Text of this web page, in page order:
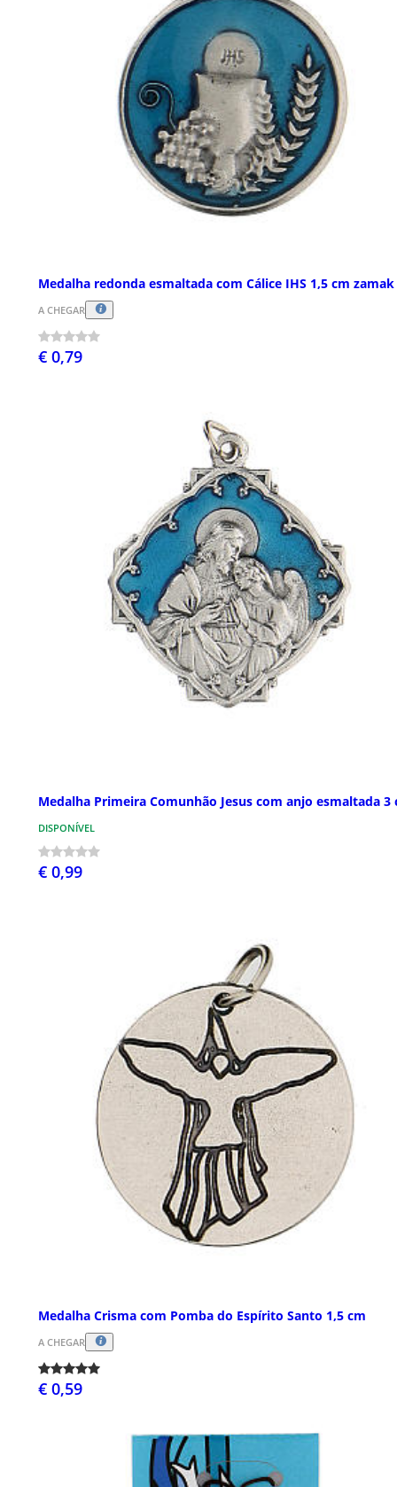
Medalha redonda esmaltada com Cálice IHS 1,5 cm zamak
A CHEGAR
€ 0,79
Medalha Primeira Comunhão Jesus com anjo esmaltada 3
DISPONÍVEL
€ 0,99
Medalha Crisma com Pomba do Espírito Santo 1,5 cm
A CHEGAR
€ 0,59